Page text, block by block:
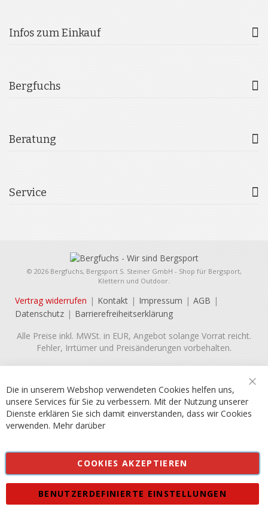
Infos zum Einkauf
Bergfuchs
Beratung
Service
© 2026 Bergfuchs, Bergsport S. Steiner GmbH - Shop für Bergsport,
Klettern und Outdoor.
Vertrag widerrufen Kontakt Impressum
AGB
Datenschutz
Barrierefreiheitserklärung
Alle Preise inkl. MWSt. in EUR, Angebot solange Vorrat reicht.
Fehler, Irrtümer und Preisänderungen vorbehalten.
Die in unserem Webshop verwendeten Cookies helfen uns,
unsere Services für Sie zu verbessern. Mit der Nutzung unserer
Dienste erklären Sie sich damit einverstanden, dass wir Cookies
verwenden. Mehr darüber
COOKIES AKZEPTIEREN
BENUTZERDEFINIERTE EINSTELLUNGEN